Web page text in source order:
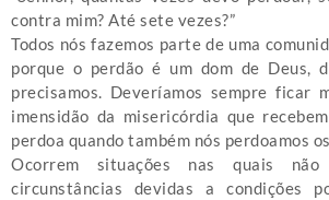
contra mim? Até sete vezes?”
Todos nós fazemos parte de uma
porque o perdão é um dom de Deus,
precisamos. Deveríamos sempre ficar
imensidão da misericórdia que
perdoa quando também nós perdoamos
Ocorrem situações nas quais
circunstâncias devidas a condições